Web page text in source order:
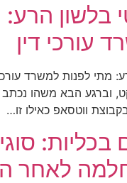
בלשון הרע:
עורכי דין
מתי לפנות למשרד
וברגע הבא משהו נכתב
ווטסאפ כאילו זו…
בכליות: סוגי
לאחר